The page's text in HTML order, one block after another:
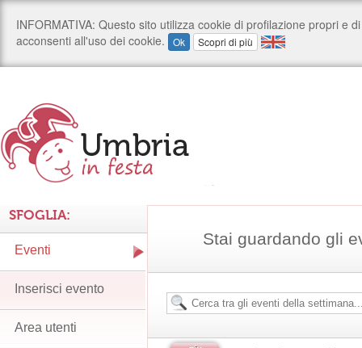
Stai guardando gli
SFOGLIA:
Eventi
Inserisci evento
Area utenti